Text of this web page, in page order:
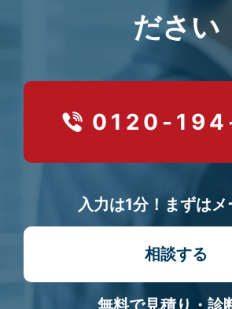
ださい
0120-
入力は1分！まずは
相談する
無料で見積り・診